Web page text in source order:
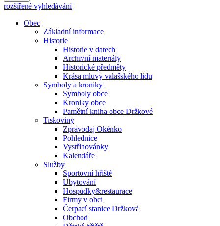
rozšířené vyhledávání
Obec
Základní informace
Historie
Historie v datech
Archivní materiály
Historické předměty
Krása mluvy valašského lidu
Symboly a kroniky
Symboly obce
Kroniky obce
Pamětní kniha obce Držkové
Tiskoviny
Zpravodaj Okénko
Pohlednice
Vystřihovánky
Kalendáře
Služby
Sportovní hřiště
Ubytování
Hospůdky&restaurace
Firmy v obci
Čerpací stanice Držková
Obchod